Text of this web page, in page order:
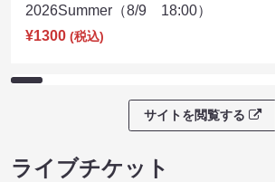
2026Summer（8/9 18:00）
¥1300 (税込)
サイトを閲覧する
ライブチケット